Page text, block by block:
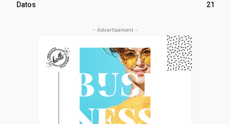
Datos
21
- Advertisement -